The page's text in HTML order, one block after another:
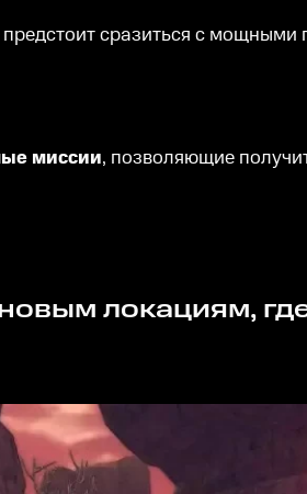
предстоит сразиться с
миссии, позволяющие
локациям,